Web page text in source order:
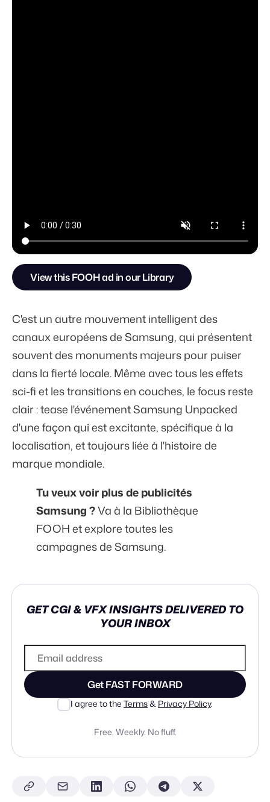
View this FOOH ad in our Library
C'est un autre mouvement intelligent des
canaux européens de Samsung, qui présentent
souvent des monuments majeurs pour puiser
dans la fierté locale. Même avec tous les effets
sci-fi et les transitions en couches, le focus reste
clair : tease l'événement Samsung Unpacked
d'une façon qui est excitante, spécifique à la
localisation, et toujours liée à l'histoire de
marque mondiale.
Tu veux voir plus de publicités
Samsung ?Va à la Bibliothèque
FOOH et explore toutes les
campagnes de Samsung.
GET CGI & VFX INSIGHTS DELIVERED TO
YOUR INBOX
Get FAST FORWARD
I agree to the Terms& Privacy Policy.
Free. Weekly. No fluff.